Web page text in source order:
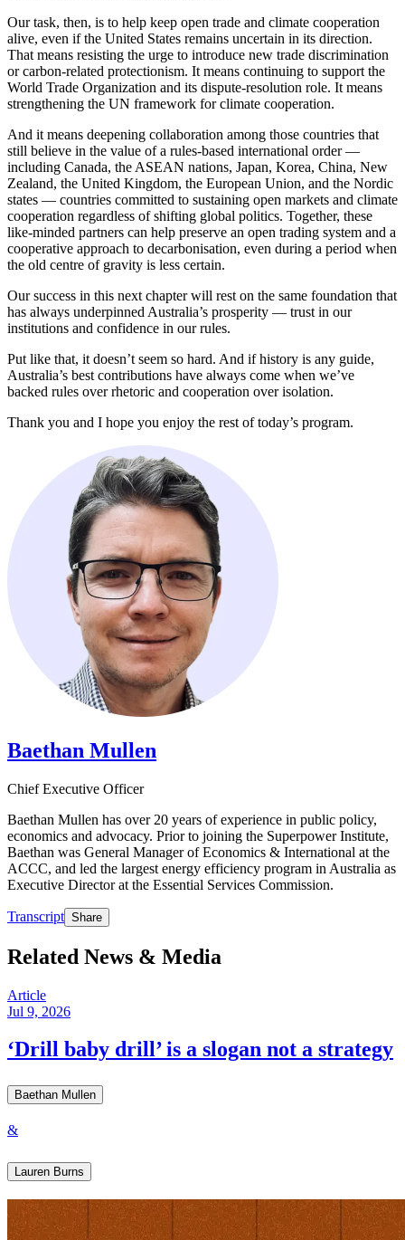
Our task, then, is to help keep open trade and climate cooperation
alive, even if the United States remains uncertain in its direction.
That means resisting the urge to introduce new trade discrimination
or carbon-related protectionism. It means continuing to support the
World Trade Organization and its dispute-resolution role. It means
strengthening the UN framework for climate cooperation.​​​​‌ ‍ ​‍​‍‌‍ ‌ ​‍‌‍‍‌‌‍‌ ‌‍‍‌‌‍ ‍​‍​‍​ ‍‍​‍​‍‌ ​ ‌‍​‌‌‍ ‍‌‍‍‌‌ ‌​‌ ‍‌​‍ ‍‌‍‍‌‌‍ ​‍​‍​‍ ​​‍​‍‌‍‍​‌ ​‍‌‍‌‌‌‍‌‍​‍​‍​ ‍‍​‍​‍‌‍‍​‌ ‌​‌ ‌​‌ ​​​ ‍‍​‍ ​‍ ‌‍ ​‌‍ ‌‍​ ‌‍​‌‌‍ ​‌‍‍​‌‍ ‌ ​ ‌ ‌​​ ‍‍​ ​ ​ ​ ​ ​ ​ ​ ​‍ ‌‍‍‌‌‍ ‍‌ ‌​‌‍‌‌‌‍ ‍‌ ‌​​‍ ‌‍‌‌‌‍‌​‌‍‍‌‌ ‌​​‍ ‌‍ ‌‌‍ ‌‍‌​‌‍‌‌​ ‌‌ ​​‌ ​‍‌‍‌‌‌ ​ ‌‍‌‌‌‍ ‍‌ ‌​‌‍​‌‌ ‌​‌‍‍‌‌‍ ‌‍ ‍​ ‍ ‌‍‍‌‌‍‌​​ ‌‌‍‌‌​ ‌‌‌‍‌‍‌‍‌​‌‍​‍‌‍​‌​ ‌‌​ ‍‌​‍ ‌​ ​‍‌‍​‍​ ​​​ ​​​‍ ‌​ ‌​‌‍‌‍​ ‌‍‌‍‌​​‍ ‌‌‍​‌‌‍​‍‌‍​ ​ ​‍​‍ ‌​ ​‍‌‍‌​​ ​‌‌‍​‌​ ​‍​ ​‌​ ​​​ ‌ ​ ‌‍‌‍‌‍‌‍​‌​ ​‍​ ‍ ‌ ‌​‌ ‍‌‌ ​​‌‍‌‌​ ‌‌‍ ‍‌‍‌‌‌ ‌ ‌ ​ ​ ‍ ‌ ​​‌‍​‌‌ ‌​‌‍‍​​ ‌‌‍​ ‌‍ ‌‍ ‍‌ ‌​‌‍‌‌‌‍ ‍‌ ‌​​‍‌‌​ ‌‌‌​​‍‌‌ ‌‍‍ ‌‍‌‌‌ ‍‌​‍‌‌​ ​ ‌​‌​​‍‌‌​ ​ ‌​‌​​‍‌‌​ ​‍​ ​‍​ ‌ ‌‍‌‍​ ‍​​ ‌​​ ‍‌‌‍‌‍‌‍​‍​ ​​​ ​ ‌‍​ ‌‍‌​​ ‌ ​‍‌‌​ ​‍​ ​‍​‍‌‌​ ‌‌‌​‌​​‍ ‍‌‍​ ‌‍‍​‌‍‍‌‌‍ ​‌‍‌​‌ ​‍‌‍‌‌‌‍ ‍​‍‌‌​ ‌‌‌​​‍‌‌ ‌‍‍ ‌‍‌‌‌ ‍‌​‍‌‌​ ​ ‌​‌​​‍‌‌​ ​ ‌​‌​​‍‌‌​ ​‍​ ​‍​ ​‍​ ‌‌‌‍​‌‌‍​ ​ ‍​​ ​ ​ ‌​‌‍‌‌​ ​​​ ‍​​ ​​​ ​‍​‍‌‌​ ​‍​ ​‍​‍‌‌​ ‌‌‌​‌​​‍ ‍‌ ‌​‌‍‌‌‌ ‍​‌ ‌​​ ‌‍​‍‌‍​‌‌ ​ ‌‍‌‌‌‌‌‌‌ ​‍‌‍ ​​ ‌‌‍‍​‌ ‌​‌ ‌​‌ ​​​‍‌‌​ ​ ‌​​‌​‍‌‌​ ​‍‌​‌‍​‍‌‌​ ​‍‌​‌‍‌‍ ​‌‍ ‌‍​ ‌‍​‌‌‍ ​‌‍‍​‌‍ ‌ ​ ‌ ‌​​‍‌‌​ ​ ‌​​‌​ ​ ​ ​ ​ ​ ​ ​ ​‍‌‍‌‍‍‌‌‍‌​​ ‌‌‍‌‌​ ‌‌‌‍‌‍‌‍‌​‌‍​‍‌‍​‌​ ‌‌​ ‍‌​‍ ‌​ ​‍‌‍​‍​ ​​​ ​​​‍ ‌​ ‌​‌‍‌‍​ ‌‍‌‍‌​​‍ ‌‌‍​‌‌‍​‍‌‍​ ​ ​‍​‍ ‌​ ​‍‌‍‌​​ ​‌‌‍​‌​ ​‍​ ​‌​ ​​​ ‌ ​ ‌‍‌‍‌‍‌‍​‌​ ​‍​‍‌‍‌ ‌​‌ ‍‌‌ ​​‌‍‌‌​ ‌‌‍ ‍‌‍‌‌‌ ‌ ‌ ​ ​‍‌‍‌ ​​‌‍​‌‌ ‌​‌‍‍​​ ‌‌‍​ ‌‍ ‌‍ ‍‌ ‌​‌‍‌‌‌‍ ‍‌ ‌​​‍‌‌​ ‌‌‌​​‍‌‌ ‌‍‍ ‌‍‌‌‌ ‍‌​‍‌‌​ ​ ‌​‌​​‍‌‌​ ​ ‌​‌​​‍‌‌​ ​‍​ ​‍​ ‌ ‌‍‌‍​ ‍​​ ‌​​ ‍‌‌‍‌‍‌‍​‍​ ​​​ ​ ‌‍​ ‌‍‌​​ ‌ ​‍‌‌​ ​‍​ ​‍​‍‌‌​ ‌‌‌​‌​​‍ ‍‌‍​ ‌‍‍​‌‍‍‌‌‍ ​‌‍‌​‌ ​‍‌‍‌‌‌‍ ‍​‍‌‌​ ‌‌‌​​‍‌‌ ‌‍‍ ‌‍‌‌‌ ‍‌​‍‌‌​ ​ ‌​‌​​‍‌‌​ ​ ‌​‌​​‍‌‌​ ​‍​ ​‍​ ​‍​ ‌‌‌‍​‌‌‍​ ​ ‍​​ ​ ​ ‌​‌‍‌‌​ ​​​ ‍​​ ​​​ ​‍​‍‌‌​ ​‍​ ​‍​‍‌‌​ ‌‌‌​‌​​‍ ‍‌ ‌​‌‍‌‌‌ ‍​‌ ‌​​‍‌‍‌ ​​‌‍‌‌‌ ​‍‌ ​ ‌ ​​‌‍‌‌‌‍​ ‌ ‌​‌‍‍‌‌ ‌‍‌‍‌‌​ ‌‌ ​​‌ ‌‌‌‍​‍‌‍ ​‌‍‍‌‌ ​ ‌‍‍​‌‍‌‌‌‍‌​​‍​‍‌ ‌
And it means deepening collaboration among those countries that
still believe in the value of a rules-based international order —
including Canada, the ASEAN nations, Japan, Korea, China, New
Zealand, the United Kingdom, the European Union, and the Nordic
states — countries committed to sustaining open markets and climate
cooperation regardless of shifting global politics. Together, these
like-minded partners can help preserve an open trading system and a
cooperative approach to decarbonisation, even during a period when
the old centre of gravity is less certain.​​​​‌ ‍ ​‍​‍‌‍ ‌ ​‍‌‍‍‌‌‍‌ ‌‍‍‌‌‍ ‍​‍​‍​ ‍‍​‍​‍‌ ​ ‌‍​‌‌‍ ‍‌‍‍‌‌ ‌​‌ ‍‌​‍ ‍‌‍‍‌‌‍ ​‍​‍​‍ ​​‍​‍‌‍‍​‌ ​‍‌‍‌‌‌‍‌‍​‍​‍​ ‍‍​‍​‍‌‍‍​‌ ‌​‌ ‌​‌ ​​​ ‍‍​‍ ​‍ ‌‍ ​‌‍ ‌‍​ ‌‍​‌‌‍ ​‌‍‍​‌‍ ‌ ​ ‌ ‌​​ ‍‍​ ​ ​ ​ ​ ​ ​ ​ ​‍ ‌‍‍‌‌‍ ‍‌ ‌​‌‍‌‌‌‍ ‍‌ ‌​​‍ ‌‍‌‌‌‍‌​‌‍‍‌‌ ‌​​‍ ‌‍ ‌‌‍ ‌‍‌​‌‍‌‌​ ‌‌ ​​‌ ​‍‌‍‌‌‌ ​ ‌‍‌‌‌‍ ‍‌ ‌​‌‍​‌‌ ‌​‌‍‍‌‌‍ ‌‍ ‍​ ‍ ‌‍‍‌‌‍‌​​ ‌‌‍‌‌​ ‌‌‌‍‌‍‌‍‌​‌‍​‍‌‍​‌​ ‌‌​ ‍‌​‍ ‌​ ​‍‌‍​‍​ ​​​ ​​​‍ ‌​ ‌​‌‍‌‍​ ‌‍‌‍‌​​‍ ‌‌‍​‌‌‍​‍‌‍​ ​ ​‍​‍ ‌​ ​‍‌‍‌​​ ​‌‌‍​‌​ ​‍​ ​‌​ ​​​ ‌ ​ ‌‍‌‍‌‍‌‍​‌​ ​‍​ ‍ ‌ ‌​‌ ‍‌‌ ​​‌‍‌‌​ ‌‌‍ ‍‌‍‌‌‌ ‌ ‌ ​ ​ ‍ ‌ ​​‌‍​‌‌ ‌​‌‍‍​​ ‌‌‍​ ‌‍ ‌‍ ‍‌ ‌​‌‍‌‌‌‍ ‍‌ ‌​​‍‌‌​ ‌‌‌​​‍‌‌ ‌‍‍ ‌‍‌‌‌ ‍‌​‍‌‌​ ​ ‌​‌​​‍‌‌​ ​ ‌​‌​​‍‌‌​ ​‍​ ​‍‌‍‌‌​ ​ ‌‍​ ‌‍‌‍​ ​ ​ ​ ‌‍​‍​ ‌​​ ‌​‌‍​‍‌‍​‍​ ‌‍​‍‌‌​ ​‍​ ​‍​‍‌‌​ ‌‌‌​‌​​‍ ‍‌‍​ ‌‍‍​‌‍‍‌‌‍ ​‌‍‌​‌ ​‍‌‍‌‌‌‍ ‍​‍‌‌​ ‌‌‌​​‍‌‌ ‌‍‍ ‌‍‌‌‌ ‍‌​‍‌‌​ ​ ‌​‌​​‍‌‌​ ​ ‌​‌​​‍‌‌​ ​‍​ ​‍‌‍‌​‌‍​ ​ ‌ ‌‍​ ‌‍​‌‌‍​‍‌‍‌​‌‍​‌‌‍‌​‌‍‌‍​ ‌​‌‍​ ​‍‌‌​ ​‍​ ​‍​‍‌‌​ ‌‌‌​‌​​‍ ‍‌ ‌​‌‍‌‌‌ ‍​‌ ‌​​ ‌‍​‍‌‍​‌‌ ​ ‌‍‌‌‌‌‌‌‌ ​‍‌‍ ​​ ‌‌‍‍​‌ ‌​‌ ‌​‌ ​​​‍‌‌​ ​ ‌​​‌​‍‌‌​ ​‍‌​‌‍​‍‌‌​ ​‍‌​‌‍‌‍ ​‌‍ ‌‍​ ‌‍​‌‌‍ ​‌‍‍​‌‍ ‌ ​ ‌ ‌​​‍‌‌​ ​ ‌​​‌​ ​ ​ ​ ​ ​ ​ ​ ​‍‌‍‌‍‍‌‌‍‌​​ ‌‌‍‌‌​ ‌‌‌‍‌‍‌‍‌​‌‍​‍‌‍​‌​ ‌‌​ ‍‌​‍ ‌​ ​‍‌‍​‍​ ​​​ ​​​‍ ‌​ ‌​‌‍‌‍​ ‌‍‌‍‌​​‍ ‌‌‍​‌‌‍​‍‌‍​ ​ ​‍​‍ ‌​ ​‍‌‍‌​​ ​‌‌‍​‌​ ​‍​ ​‌​ ​​​ ‌ ​ ‌‍‌‍‌‍‌‍​‌​ ​‍​‍‌‍‌ ‌​‌ ‍‌‌ ​​‌‍‌‌​ ‌‌‍ ‍‌‍‌‌‌ ‌ ‌ ​ ​‍‌‍‌ ​​‌‍​‌‌ ‌​‌‍‍​​ ‌‌‍​ ‌‍ ‌‍ ‍‌ ‌​‌‍‌‌‌‍ ‍‌ ‌​​‍‌‌​ ‌‌‌​​‍‌‌ ‌‍‍ ‌‍‌‌‌ ‍‌​‍‌‌​ ​ ‌​‌​​‍‌‌​ ​ ‌​‌​​‍‌‌​ ​‍​ ​‍‌‍‌‌​ ​ ‌‍​ ‌‍‌‍​ ​ ​ ​ ‌‍​‍​ ‌​​ ‌​‌‍​‍‌‍​‍​ ‌‍​‍‌‌​ ​‍​ ​‍​‍‌‌​ ‌‌‌​‌​​‍ ‍‌‍​ ‌‍‍​‌‍‍‌‌‍ ​‌‍‌​‌ ​‍‌‍‌‌‌‍ ‍​‍‌‌​ ‌‌‌​​‍‌‌ ‌‍‍ ‌‍‌‌‌ ‍‌​‍‌‌​ ​ ‌​‌​​‍‌‌​ ​ ‌​‌​​‍‌‌​ ​‍​ ​‍‌‍‌​‌‍​ ​ ‌ ‌‍​ ‌‍​‌‌‍​‍‌‍‌​‌‍​‌‌‍‌​‌‍‌‍​ ‌​‌‍​ ​‍‌‌​ ​‍​ ​‍​‍‌‌​ ‌‌‌​‌​​‍ ‍‌ ‌​‌‍‌‌‌ ‍​‌ ‌​​‍‌‍‌ ​​‌‍‌‌‌ ​‍‌ ​ ‌ ​​‌‍‌‌‌‍​ ‌ ‌​‌‍‍‌‌ ‌‍‌‍‌‌​ ‌‌ ​​‌ ‌‌‌‍​‍‌‍ ​‌‍‍‌‌ ​ ‌‍‍​‌‍‌‌‌‍‌​​‍​‍‌ ‌
Our success in this next chapter will rest on the same foundation that
has always underpinned Australia’s prosperity — trust in our
institutions and confidence in our rules.​​​​‌ ‍ ​‍​‍‌‍ ‌ ​‍‌‍‍‌‌‍‌ ‌‍‍‌‌‍ ‍​‍​‍​ ‍‍​‍​‍‌ ​ ‌‍​‌‌‍ ‍‌‍‍‌‌ ‌​‌ ‍‌​‍ ‍‌‍‍‌‌‍ ​‍​‍​‍ ​​‍​‍‌‍‍​‌ ​‍‌‍‌‌‌‍‌‍​‍​‍​ ‍‍​‍​‍‌‍‍​‌ ‌​‌ ‌​‌ ​​​ ‍‍​‍ ​‍ ‌‍ ​‌‍ ‌‍​ ‌‍​‌‌‍ ​‌‍‍​‌‍ ‌ ​ ‌ ‌​​ ‍‍​ ​ ​ ​ ​ ​ ​ ​ ​‍ ‌‍‍‌‌‍ ‍‌ ‌​‌‍‌‌‌‍ ‍‌ ‌​​‍ ‌‍‌‌‌‍‌​‌‍‍‌‌ ‌​​‍ ‌‍ ‌‌‍ ‌‍‌​‌‍‌‌​ ‌‌ ​​‌ ​‍‌‍‌‌‌ ​ ‌‍‌‌‌‍ ‍‌ ‌​‌‍​‌‌ ‌​‌‍‍‌‌‍ ‌‍ ‍​ ‍ ‌‍‍‌‌‍‌​​ ‌‌‍‌‌​ ‌‌‌‍‌‍‌‍‌​‌‍​‍‌‍​‌​ ‌‌​ ‍‌​‍ ‌​ ​‍‌‍​‍​ ​​​ ​​​‍ ‌​ ‌​‌‍‌‍​ ‌‍‌‍‌​​‍ ‌‌‍​‌‌‍​‍‌‍​ ​ ​‍​‍ ‌​ ​‍‌‍‌​​ ​‌‌‍​‌​ ​‍​ ​‌​ ​​​ ‌ ​ ‌‍‌‍‌‍‌‍​‌​ ​‍​ ‍ ‌ ‌​‌ ‍‌‌ ​​‌‍‌‌​ ‌‌‍ ‍‌‍‌‌‌ ‌ ‌ ​ ​ ‍ ‌ ​​‌‍​‌‌ ‌​‌‍‍​​ ‌‌‍​ ‌‍ ‌‍ ‍‌ ‌​‌‍‌‌‌‍ ‍‌ ‌​​‍‌‌​ ‌‌‌​​‍‌‌ ‌‍‍ ‌‍‌‌‌ ‍‌​‍‌‌​ ​ ‌​‌​​‍‌‌​ ​ ‌​‌​​‍‌‌​ ​‍​ ​‍‌‍‌​​ ‌‌‌‍​‍‌‍‌‍​ ‌ ‌‍​‍‌‍‌‍​ ​​​ ‌‍‌‍​‍​ ‌ ‌‍​‌​‍‌‌​ ​‍​ ​‍​‍‌‌​ ‌‌‌​‌​​‍ ‍‌‍​ ‌‍‍​‌‍‍‌‌‍ ​‌‍‌​‌ ​‍‌‍‌‌‌‍ ‍​‍‌‌​ ‌‌‌​​‍‌‌ ‌‍‍ ‌‍‌‌‌ ‍‌​‍‌‌​ ​ ‌​‌​​‍‌‌​ ​ ‌​‌​​‍‌‌​ ​‍​ ​‍​ ​ ‌‍​ ‌‍‌​​ ​ ​ ‌‌‌‍​ ​ ‌‌​ ​ ​ ​​‌‍​‌​ ‌​​ ‌​​‍‌‌​ ​‍​ ​‍​‍‌‌​ ‌‌‌​‌​​‍ ‍‌ ‌​‌‍‌‌‌ ‍​‌ ‌​​ ‌‍​‍‌‍​‌‌ ​ ‌‍‌‌‌‌‌‌‌ ​‍‌‍ ​​ ‌‌‍‍​‌ ‌​‌ ‌​‌ ​​​‍‌‌​ ​ ‌​​‌​‍‌‌​ ​‍‌​‌‍​‍‌‌​ ​‍‌​‌‍‌‍ ​‌‍ ‌‍​ ‌‍​‌‌‍ ​‌‍‍​‌‍ ‌ ​ ‌ ‌​​‍‌‌​ ​ ‌​​‌​ ​ ​ ​ ​ ​ ​ ​ ​‍‌‍‌‍‍‌‌‍‌​​ ‌‌‍‌‌​ ‌‌‌‍‌‍‌‍‌​‌‍​‍‌‍​‌​ ‌‌​ ‍‌​‍ ‌​ ​‍‌‍​‍​ ​​​ ​​​‍ ‌​ ‌​‌‍‌‍​ ‌‍‌‍‌​​‍ ‌‌‍​‌‌‍​‍‌‍​ ​ ​‍​‍ ‌​ ​‍‌‍‌​​ ​‌‌‍​‌​ ​‍​ ​‌​ ​​​ ‌ ​ ‌‍‌‍‌‍‌‍​‌​ ​‍​‍‌‍‌ ‌​‌ ‍‌‌ ​​‌‍‌‌​ ‌‌‍ ‍‌‍‌‌‌ ‌ ‌ ​ ​‍‌‍‌ ​​‌‍​‌‌ ‌​‌‍‍​​ ‌‌‍​ ‌‍ ‌‍ ‍‌ ‌​‌‍‌‌‌‍ ‍‌ ‌​​‍‌‌​ ‌‌‌​​‍‌‌ ‌‍‍ ‌‍‌‌‌ ‍‌​‍‌‌​ ​ ‌​‌​​‍‌‌​ ​ ‌​‌​​‍‌‌​ ​‍​ ​‍‌‍‌​​ ‌‌‌‍​‍‌‍‌‍​ ‌ ‌‍​‍‌‍‌‍​ ​​​ ‌‍‌‍​‍​ ‌ ‌‍​‌​‍‌‌​ ​‍​ ​‍​‍‌‌​ ‌‌‌​‌​​‍ ‍‌‍​ ‌‍‍​‌‍‍‌‌‍ ​‌‍‌​‌ ​‍‌‍‌‌‌‍ ‍​‍‌‌​ ‌‌‌​​‍‌‌ ‌‍‍ ‌‍‌‌‌ ‍‌​‍‌‌​ ​ ‌​‌​​‍‌‌​ ​ ‌​‌​​‍‌‌​ ​‍​ ​‍​ ​ ‌‍​ ‌‍‌​​ ​ ​ ‌‌‌‍​ ​ ‌‌​ ​ ​ ​​‌‍​‌​ ‌​​ ‌​​‍‌‌​ ​‍​ ​‍​‍‌‌​ ‌‌‌​‌​​‍ ‍‌ ‌​‌‍‌‌‌ ‍​‌ ‌​​‍‌‍‌ ​​‌‍‌‌‌ ​‍‌ ​ ‌ ​​‌‍‌‌‌‍​ ‌ ‌​‌‍‍‌‌ ‌‍‌‍‌‌​ ‌‌ ​​‌ ‌‌‌‍​‍‌‍ ​‌‍‍‌‌ ​ ‌‍‍​‌‍‌‌‌‍‌​​‍​‍‌ ‌
Put like that, it doesn’t seem so hard. And if history is any guide,
Australia’s best contributions have always come when we’ve
backed rules over rhetoric and cooperation over isolation.​​​​‌ ‍ ​‍​‍‌‍ ‌ ​‍‌‍‍‌‌‍‌ ‌‍‍‌‌‍ ‍​‍​‍​ ‍‍​‍​‍‌ ​ ‌‍​‌‌‍ ‍‌‍‍‌‌ ‌​‌ ‍‌​‍ ‍‌‍‍‌‌‍ ​‍​‍​‍ ​​‍​‍‌‍‍​‌ ​‍‌‍‌‌‌‍‌‍​‍​‍​ ‍‍​‍​‍‌‍‍​‌ ‌​‌ ‌​‌ ​​​ ‍‍​‍ ​‍ ‌‍ ​‌‍ ‌‍​ ‌‍​‌‌‍ ​‌‍‍​‌‍ ‌ ​ ‌ ‌​​ ‍‍​ ​ ​ ​ ​ ​ ​ ​ ​‍ ‌‍‍‌‌‍ ‍‌ ‌​‌‍‌‌‌‍ ‍‌ ‌​​‍ ‌‍‌‌‌‍‌​‌‍‍‌‌ ‌​​‍ ‌‍ ‌‌‍ ‌‍‌​‌‍‌‌​ ‌‌ ​​‌ ​‍‌‍‌‌‌ ​ ‌‍‌‌‌‍ ‍‌ ‌​‌‍​‌‌ ‌​‌‍‍‌‌‍ ‌‍ ‍​ ‍ ‌‍‍‌‌‍‌​​ ‌‌‍‌‌​ ‌‌‌‍‌‍‌‍‌​‌‍​‍‌‍​‌​ ‌‌​ ‍‌​‍ ‌​ ​‍‌‍​‍​ ​​​ ​​​‍ ‌​ ‌​‌‍‌‍​ ‌‍‌‍‌​​‍ ‌‌‍​‌‌‍​‍‌‍​ ​ ​‍​‍ ‌​ ​‍‌‍‌​​ ​‌‌‍​‌​ ​‍​ ​‌​ ​​​ ‌ ​ ‌‍‌‍‌‍‌‍​‌​ ​‍​ ‍ ‌ ‌​‌ ‍‌‌ ​​‌‍‌‌​ ‌‌‍ ‍‌‍‌‌‌ ‌ ‌ ​ ​ ‍ ‌ ​​‌‍​‌‌ ‌​‌‍‍​​ ‌‌‍​ ‌‍ ‌‍ ‍‌ ‌​‌‍‌‌‌‍ ‍‌ ‌​​‍‌‌​ ‌‌‌​​‍‌‌ ‌‍‍ ‌‍‌‌‌ ‍‌​‍‌‌​ ​ ‌​‌​​‍‌‌​ ​ ‌​‌​​‍‌‌​ ​‍​ ​‍​ ​‌​ ‌ ‌‍​‍‌‍‌‍​ ‌‍​ ‌​​ ‌‍​ ​‍​ ​‍​ ​‍​ ​​​ ‌ ​‍‌‌​ ​‍​ ​‍​‍‌‌​ ‌‌‌​‌​​‍ ‍‌‍​ ‌‍‍​‌‍‍‌‌‍ ​‌‍‌​‌ ​‍‌‍‌‌‌‍ ‍​‍‌‌​ ‌‌‌​​‍‌‌ ‌‍‍ ‌‍‌‌‌ ‍‌​‍‌‌​ ​ ‌​‌​​‍‌‌​ ​ ‌​‌​​‍‌‌​ ​‍​ ​‍​ ​​​ ​​‌‍‌‍‌‍‌‌​ ‍​​ ‍​​ ​‌​ ‌‌‌‍​‌​ ‍‌​ ‌​​ ‌​​‍‌‌​ ​‍​ ​‍​‍‌‌​ ‌‌‌​‌​​‍ ‍‌ ‌​‌‍‌‌‌ ‍​‌ ‌​​ ‌‍​‍‌‍​‌‌ ​ ‌‍‌‌‌‌‌‌‌ ​‍‌‍ ​​ ‌‌‍‍​‌ ‌​‌ ‌​‌ ​​​‍‌‌​ ​ ‌​​‌​‍‌‌​ ​‍‌​‌‍​‍‌‌​ ​‍‌​‌‍‌‍ ​‌‍ ‌‍​ ‌‍​‌‌‍ ​‌‍‍​‌‍ ‌ ​ ‌ ‌​​‍‌‌​ ​ ‌​​‌​ ​ ​ ​ ​ ​ ​ ​ ​‍‌‍‌‍‍‌‌‍‌​​ ‌‌‍‌‌​ ‌‌‌‍‌‍‌‍‌​‌‍​‍‌‍​‌​ ‌‌​ ‍‌​‍ ‌​ ​‍‌‍​‍​ ​​​ ​​​‍ ‌​ ‌​‌‍‌‍​ ‌‍‌‍‌​​‍ ‌‌‍​‌‌‍​‍‌‍​ ​ ​‍​‍ ‌​ ​‍‌‍‌​​ ​‌‌‍​‌​ ​‍​ ​‌​ ​​​ ‌ ​ ‌‍‌‍‌‍‌‍​‌​ ​‍​‍‌‍‌ ‌​‌ ‍‌‌ ​​‌‍‌‌​ ‌‌‍ ‍‌‍‌‌‌ ‌ ‌ ​ ​‍‌‍‌ ​​‌‍​‌‌ ‌​‌‍‍​​ ‌‌‍​ ‌‍ ‌‍ ‍‌ ‌​‌‍‌‌‌‍ ‍‌ ‌​​‍‌‌​ ‌‌‌​​‍‌‌ ‌‍‍ ‌‍‌‌‌ ‍‌​‍‌‌​ ​ ‌​‌​​‍‌‌​ ​ ‌​‌​​‍‌‌​ ​‍​ ​‍​ ​‌​ ‌ ‌‍​‍‌‍‌‍​ ‌‍​ ‌​​ ‌‍​ ​‍​ ​‍​ ​‍​ ​​​ ‌ ​‍‌‌​ ​‍​ ​‍​‍‌‌​ ‌‌‌​‌​​‍ ‍‌‍​ ‌‍‍​‌‍‍‌‌‍ ​‌‍‌​‌ ​‍‌‍‌‌‌‍ ‍​‍‌‌​ ‌‌‌​​‍‌‌ ‌‍‍ ‌‍‌‌‌ ‍‌​‍‌‌​ ​ ‌​‌​​‍‌‌​ ​ ‌​‌​​‍‌‌​ ​‍​ ​‍​ ​​​ ​​‌‍‌‍‌‍‌‌​ ‍​​ ‍​​ ​‌​ ‌‌‌‍​‌​ ‍‌​ ‌​​ ‌​​‍‌‌​ ​‍​ ​‍​‍‌‌​ ‌‌‌​‌​​‍ ‍‌ ‌​‌‍‌‌‌ ‍​‌ ‌​​‍‌‍‌ ​​‌‍‌‌‌ ​‍‌ ​ ‌ ​​‌‍‌‌‌‍​ ‌ ‌​‌‍‍‌‌ ‌‍‌‍‌‌​ ‌‌ ​​‌ ‌‌‌‍​‍‌‍ ​‌‍‍‌‌ ​ ‌‍‍​‌‍‌‌‌‍‌​​‍​‍‌ ‌
Thank you and I hope you enjoy the rest of today’s program.​​​​‌ ‍ ​‍​‍‌‍ ‌ ​‍‌‍‍‌‌‍‌ ‌‍‍‌‌‍ ‍​‍​‍​ ‍‍​‍​‍‌ ​ ‌‍​‌‌‍ ‍‌‍‍‌‌ ‌​‌ ‍‌​‍ ‍‌‍‍‌‌‍ ​‍​‍​‍ ​​‍​‍‌‍‍​‌ ​‍‌‍‌‌‌‍‌‍​‍​‍​ ‍‍​‍​‍‌‍‍​‌ ‌​‌ ‌​‌ ​​​ ‍‍​‍ ​‍ ‌‍ ​‌‍ ‌‍​ ‌‍​‌‌‍ ​‌‍‍​‌‍ ‌ ​ ‌ ‌​​ ‍‍​ ​ ​ ​ ​ ​ ​ ​ ​‍ ‌‍‍‌‌‍ ‍‌ ‌​‌‍‌‌‌‍ ‍‌ ‌​​‍ ‌‍‌‌‌‍‌​‌‍‍‌‌ ‌​​‍ ‌‍ ‌‌‍ ‌‍‌​‌‍‌‌​ ‌‌ ​​‌ ​‍‌‍‌‌‌ ​ ‌‍‌‌‌‍ ‍‌ ‌​‌‍​‌‌ ‌​‌‍‍‌‌‍ ‌‍ ‍​ ‍ ‌‍‍‌‌‍‌​​ ‌‌‍‌‌​ ‌‌‌‍‌‍‌‍‌​‌‍​‍‌‍​‌​ ‌‌​ ‍‌​‍ ‌​ ​‍‌‍​‍​ ​​​ ​​​‍ ‌​ ‌​‌‍‌‍​ ‌‍‌‍‌​​‍ ‌‌‍​‌‌‍​‍‌‍​ ​ ​‍​‍ ‌​ ​‍‌‍‌​​ ​‌‌‍​‌​ ​‍​ ​‌​ ​​​ ‌ ​ ‌‍‌‍‌‍‌‍​‌​ ​‍​ ‍ ‌ ‌​‌ ‍‌‌ ​​‌‍‌‌​ ‌‌‍ ‍‌‍‌‌‌ ‌ ‌ ​ ​ ‍ ‌ ​​‌‍​‌‌ ‌​‌‍‍​​ ‌‌‍​ ‌‍ ‌‍ ‍‌ ‌​‌‍‌‌‌‍ ‍‌ ‌​​‍‌‌​ ‌‌‌​​‍‌‌ ‌‍‍ ‌‍‌‌‌ ‍‌​‍‌‌​ ​ ‌​‌​​‍‌‌​ ​ ‌​‌​​‍‌‌​ ​‍​ ​‍‌‍​ ‌‍​ ​ ‌ ​ ​‍‌‍‌​​ ​‌‌‍‌‍​ ​‍‌‍‌‌​ ​​‌‍‌‌‌‍​‌​‍‌‌​ ​‍​ ​‍​‍‌‌​ ‌‌‌​‌​​‍ ‍‌‍​ ‌‍‍​‌‍‍‌‌‍ ​‌‍‌​‌ ​‍‌‍‌‌‌‍ ‍​‍‌‌​ ‌‌‌​​‍‌‌ ‌‍‍ ‌‍‌‌‌ ‍‌​‍‌‌​ ​ ‌​‌​​‍‌‌​ ​ ‌​‌​​‍‌‌​ ​‍​ ​‍​ ​‍‌‍‌‌​ ‌​​ ‌‍‌‍‌​​ ‌‍​ ‌‍​ ‌‌​ ‍‌‌‍​‍​ ​​​ ​ ​‍‌‌​ ​‍​ ​‍​‍‌‌​ ‌‌‌​‌​​‍ ‍‌ ‌​‌‍‌‌‌ ‍​‌ ‌​​ ‌‍​‍‌‍​‌‌ ​ ‌‍‌‌‌‌‌‌‌ ​‍‌‍ ​​ ‌‌‍‍​‌ ‌​‌ ‌​‌ ​​​‍‌‌​ ​ ‌​​‌​‍‌‌​ ​‍‌​‌‍​‍‌‌​ ​‍‌​‌‍‌‍ ​‌‍ ‌‍​ ‌‍​‌‌‍ ​‌‍‍​‌‍ ‌ ​ ‌ ‌​​‍‌‌​ ​ ‌​​‌​ ​ ​ ​ ​ ​ ​ ​ ​‍‌‍‌‍‍‌‌‍‌​​ ‌‌‍‌‌​ ‌‌‌‍‌‍‌‍‌​‌‍​‍‌‍​‌​ ‌‌​ ‍‌​‍ ‌​ ​‍‌‍​‍​ ​​​ ​​​‍ ‌​ ‌​‌‍‌‍​ ‌‍‌‍‌​​‍ ‌‌‍​‌‌‍​‍‌‍​ ​ ​‍​‍ ‌​ ​‍‌‍‌​​ ​‌‌‍​‌​ ​‍​ ​‌​ ​​​ ‌ ​ ‌‍‌‍‌‍‌‍​‌​ ​‍​‍‌‍‌ ‌​‌ ‍‌‌ ​​‌‍‌‌​ ‌‌‍ ‍‌‍‌‌‌ ‌ ‌ ​ ​‍‌‍‌ ​​‌‍​‌‌ ‌​‌‍‍​​ ‌‌‍​ ‌‍ ‌‍ ‍‌ ‌​‌‍‌‌‌‍ ‍‌ ‌​​‍‌‌​ ‌‌‌​​‍‌‌ ‌‍‍ ‌‍‌‌‌ ‍‌​‍‌‌​ ​ ‌​‌​​‍‌‌​ ​ ‌​‌​​‍‌‌​ ​‍​ ​‍‌‍​ ‌‍​ ​ ‌ ​ ​‍‌‍‌​​ ​‌‌‍‌‍​ ​‍‌‍‌‌​ ​​‌‍‌‌‌‍​‌​‍‌‌​ ​‍​ ​‍​‍‌‌​ ‌‌‌​‌​​‍ ‍‌‍​ ‌‍‍​‌‍‍‌‌‍ ​‌‍‌​‌ ​‍‌‍‌‌‌‍ ‍​‍‌‌​ ‌‌‌​​‍‌‌ ‌‍‍ ‌‍‌‌‌ ‍‌​‍‌‌​ ​ ‌​‌​​‍‌‌​ ​ ‌​‌​​‍‌‌​ ​‍​ ​‍​ ​‍‌‍‌‌​ ‌​​ ‌‍‌‍‌​​ ‌‍​ ‌‍​ ‌‌​ ‍‌‌‍​‍​ ​​​ ​ ​‍‌‌​ ​‍​ ​‍​‍‌‌​ ‌‌‌​‌​​‍ ‍‌ ‌​‌‍‌‌‌ ‍​‌ ‌​​‍‌‍‌ ​​‌‍‌‌‌ ​‍‌ ​ ‌ ​​‌‍‌‌‌‍​ ‌ ‌​‌‍‍‌‌ ‌‍‌‍‌‌​ ‌‌ ​​‌ ‌‌‌‍​‍‌‍ ​‌‍‍‌‌ ​ ‌‍‍​‌‍‌‌‌‍‌​​‍​‍‌ ‌
Baethan Mullen​​​​‌ ‍ ​‍​‍‌‍ ‌ ​‍‌‍‍‌‌‍‌ ‌‍‍‌‌‍ ‍​‍​‍​ ‍‍​‍​‍‌ ​ ‌‍​‌‌‍ ‍‌‍‍‌‌ ‌​‌ ‍‌​‍ ‍‌‍‍‌‌‍ ​‍​‍​‍ ​​‍​‍‌‍‍​‌ ​‍‌‍‌‌‌‍‌‍​‍​‍​ ‍‍​‍​‍‌‍‍​‌ ‌​‌ ‌​‌ ​​​ ‍‍​‍ ​‍ ‌‍ ​‌‍ ‌‍​ ‌‍​‌‌‍ ​‌‍‍​‌‍ ‌ ​ ‌ ‌​​ ‍‍​ ​ ​ ​ ​ ​ ​ ​ ​‍ ‌‍‍‌‌‍ ‍‌ ‌​‌‍‌‌‌‍ ‍‌ ‌​​‍ ‌‍‌‌‌‍‌​‌‍‍‌‌ ‌​​‍ ‌‍ ‌‌‍ ‌‍‌​‌‍‌‌​ ‌‌ ​​‌ ​‍‌‍‌‌‌ ​ ‌‍‌‌‌‍ ‍‌ ‌​‌‍​‌‌ ‌​‌‍‍‌‌‍ ‌‍ ‍​ ‍ ‌‍‍‌‌‍‌​​ ‌​ ​‍‌‍​‍​ ‌​​ ​‌​ ​‍‌‍​‍‌‍​‌‌‍​‌​‍ ‌​ ‍​​ ​​​ ‍‌​ ​‍​‍ ‌​ ‌​‌‍​‍​ ‍​​ ‌ ​‍ ‌‌‍​‍‌‍‌​‌‍‌‌​ ‌‌​‍ ‌​ ​ ‌‍‌​‌‍​‌​ ‌​​ ‌‌​ ​‍​ ‍​​ ‍‌​ ‍‌​ ​ ​ ​ ​ ‍‌​ ‍ ‌ ‌​‌ ‍‌‌ ​​‌‍‌‌​ ‌‌‍​‌‌ ‌‌‌ ‌​‌‍‍​‌‍ ‌ ​‍​ ‍ ‌ ​​‌‍​‌‌ ‌​‌‍‍​​ ‌‌‍ ‍‌‍​‌‌‍ ‌‌‍‌‌​ ‌‍​‍‌‍​‌‌ ​ ‌‍‌‌‌‌‌‌‌ ​‍‌‍ ​​ ‌‌‍‍​‌ ‌​‌ ‌​‌ ​​​‍‌‌​ ​ ‌​​‌​‍‌‌​ ​‍‌​‌‍​‍‌‌​ ​‍‌​‌‍‌‍ ​‌‍ ‌‍​ ‌‍​‌‌‍ ​‌‍‍​‌‍ ‌ ​ ‌ ‌​​‍‌‌​ ​ ‌​​‌​ ​ ​ ​ ​ ​ ​ ​ ​‍‌‍‌‍‍‌‌‍‌​​ ‌​ ​‍‌‍​‍​ ‌​​ ​‌​ ​‍‌‍​‍‌‍​‌‌‍​‌​‍ ‌​ ‍​​ ​​​ ‍‌​ ​‍​‍ ‌​ ‌​‌‍​‍​ ‍​​ ‌ ​‍ ‌‌‍​‍‌‍‌​‌‍‌‌​ ‌‌​‍ ‌​ ​ ‌‍‌​‌‍​‌​ ‌​​ ‌‌​ ​‍​ ‍​​ ‍‌​ ‍‌​ ​ ​ ​ ​ ‍‌​‍‌‍‌ ‌​‌ ‍‌‌ ​​‌‍‌‌​ ‌‌‍​‌‌ ‌‌‌ ‌​‌‍‍​‌‍ ‌ ​‍​‍‌‍‌ ​​‌‍​‌‌ ‌​‌‍‍​​ ‌‌‍ ‍‌‍​‌‌‍ ‌‌‍‌‌​‍‌‍‌ ​​‌‍‌‌‌ ​‍‌ ​ ‌ ​​‌‍‌‌‌‍​ ‌ ‌​‌‍‍‌‌ ‌‍‌‍‌‌​ ‌‌ ​​‌ ‌‌‌‍​‍‌‍ ​‌‍‍‌‌ ​ ‌‍‍​‌‍‌‌‌‍‌​​‍​‍‌ ‌
Chief Executive Officer​​​​‌ ‍ ​‍​‍‌‍ ‌ ​‍‌‍‍‌‌‍‌ ‌‍‍‌‌‍ ‍​‍​‍​ ‍‍​‍​‍‌ ​ ‌‍​‌‌‍ ‍‌‍‍‌‌ ‌​‌ ‍‌​‍ ‍‌‍‍‌‌‍ ​‍​‍​‍ ​​‍​‍‌‍‍​‌ ​‍‌‍‌‌‌‍‌‍​‍​‍​ ‍‍​‍​‍‌‍‍​‌ ‌​‌ ‌​‌ ​​​ ‍‍​‍ ​‍ ‌‍ ​‌‍ ‌‍​ ‌‍​‌‌‍ ​‌‍‍​‌‍ ‌ ​ ‌ ‌​​ ‍‍​ ​ ​ ​ ​ ​ ​ ​ ​‍ ‌‍‍‌‌‍ ‍‌ ‌​‌‍‌‌‌‍ ‍‌ ‌​​‍ ‌‍‌‌‌‍‌​‌‍‍‌‌ ‌​​‍ ‌‍ ‌‌‍ ‌‍‌​‌‍‌‌​ ‌‌ ​​‌ ​‍‌‍‌‌‌ ​ ‌‍‌‌‌‍ ‍‌ ‌​‌‍​‌‌ ‌​‌‍‍‌‌‍ ‌‍ ‍​ ‍ ‌‍‍‌‌‍‌​​ ‌​ ​‍‌‍​‍​ ‌​​ ​‌​ ​‍‌‍​‍‌‍​‌‌‍​‌​‍ ‌​ ‍​​ ​​​ ‍‌​ ​‍​‍ ‌​ ‌​‌‍​‍​ ‍​​ ‌ ​‍ ‌‌‍​‍‌‍‌​‌‍‌‌​ ‌‌​‍ ‌​ ​ ‌‍‌​‌‍​‌​ ‌​​ ‌‌​ ​‍​ ‍​​ ‍‌​ ‍‌​ ​ ​ ​ ​ ‍‌​ ‍ ‌ ‌​‌ ‍‌‌ ​​‌‍‌‌​ ‌‌‍​‌‌ ‌‌‌ ‌​‌‍‍​‌‍ ‌ ​‍​ ‍ ‌ ​​‌‍​‌‌ ‌​‌‍‍​​ ‌‌ ‌​‌‍‍‌‌ ‌​‌‍ ​‌‍‌‌​ ‌‍​‍‌‍​‌‌ ​ ‌‍‌‌‌‌‌‌‌ ​‍‌‍ ​​ ‌‌‍‍​‌ ‌​‌ ‌​‌ ​​​‍‌‌​ ​ ‌​​‌​‍‌‌​ ​‍‌​‌‍​‍‌‌​ ​‍‌​‌‍‌‍ ​‌‍ ‌‍​ ‌‍​‌‌‍ ​‌‍‍​‌‍ ‌ ​ ‌ ‌​​‍‌‌​ ​ ‌​​‌​ ​ ​ ​ ​ ​ ​ ​ ​‍‌‍‌‍‍‌‌‍‌​​ ‌​ ​‍‌‍​‍​ ‌​​ ​‌​ ​‍‌‍​‍‌‍​‌‌‍​‌​‍ ‌​ ‍​​ ​​​ ‍‌​ ​‍​‍ ‌​ ‌​‌‍​‍​ ‍​​ ‌ ​‍ ‌‌‍​‍‌‍‌​‌‍‌‌​ ‌‌​‍ ‌​ ​ ‌‍‌​‌‍​‌​ ‌​​ ‌‌​ ​‍​ ‍​​ ‍‌​ ‍‌​ ​ ​ ​ ​ ‍‌​‍‌‍‌ ‌​‌ ‍‌‌ ​​‌‍‌‌​ ‌‌‍​‌‌ ‌‌‌ ‌​‌‍‍​‌‍ ‌ ​‍​‍‌‍‌ ​​‌‍​‌‌ ‌​‌‍‍​​ ‌‌ ‌​‌‍‍‌‌ ‌​‌‍ ​‌‍‌‌​‍‌‍‌ ​​‌‍‌‌‌ ​‍‌ ​ ‌ ​​‌‍‌‌‌‍​ ‌ ‌​‌‍‍‌‌ ‌‍‌‍‌‌​ ‌‌ ​​‌ ‌‌‌‍​‍‌‍ ​‌‍‍‌‌ ​ ‌‍‍​‌‍‌‌‌‍‌​​‍​‍‌ ‌
Baethan Mullen has over 20 years of experience in public policy,
economics and advocacy. Prior to joining the Superpower Institute,
Baethan was General Manager of Economics & International at the
ACCC, and led the largest energy efficiency program in Australia as
Executive Director at the Essential Services Commission. ​​​​‌ ‍ ​‍​‍‌‍ ‌ ​‍‌‍‍‌‌‍‌ ‌‍‍‌‌‍ ‍​‍​‍​ ‍‍​‍​‍‌ ​ ‌‍​‌‌‍ ‍‌‍‍‌‌ ‌​‌ ‍‌​‍ ‍‌‍‍‌‌‍ ​‍​‍​‍ ​​‍​‍‌‍‍​‌ ​‍‌‍‌‌‌‍‌‍​‍​‍​ ‍‍​‍​‍‌‍‍​‌ ‌​‌ ‌​‌ ​​​ ‍‍​‍ ​‍ ‌‍ ​‌‍ ‌‍​ ‌‍​‌‌‍ ​‌‍‍​‌‍ ‌ ​ ‌ ‌​​ ‍‍​ ​ ​ ​ ​ ​ ​ ​ ​‍ ‌‍‍‌‌‍ ‍‌ ‌​‌‍‌‌‌‍ ‍‌ ‌​​‍ ‌‍‌‌‌‍‌​‌‍‍‌‌ ‌​​‍ ‌‍ ‌‌‍ ‌‍‌​‌‍‌‌​ ‌‌ ​​‌ ​‍‌‍‌‌‌ ​ ‌‍‌‌‌‍ ‍‌ ‌​‌‍​‌‌ ‌​‌‍‍‌‌‍ ‌‍ ‍​ ‍ ‌‍‍‌‌‍‌​​ ‌​ ​‍‌‍​‍​ ‌​​ ​‌​ ​‍‌‍​‍‌‍​‌‌‍​‌​‍ ‌​ ‍​​ ​​​ ‍‌​ ​‍​‍ ‌​ ‌​‌‍​‍​ ‍​​ ‌ ​‍ ‌‌‍​‍‌‍‌​‌‍‌‌​ ‌‌​‍ ‌​ ​ ‌‍‌​‌‍​‌​ ‌​​ ‌‌​ ​‍​ ‍​​ ‍‌​ ‍‌​ ​ ​ ​ ​ ‍‌​ ‍ ‌ ‌​‌ ‍‌‌ ​​‌‍‌‌​ ‌‌‍​‌‌ ‌‌‌ ‌​‌‍‍​‌‍ ‌ ​‍​ ‍ ‌ ​​‌‍​‌‌ ‌​‌‍‍​​ ‌‌‍‌​‌‍‌‌‌ ​ ‌‍​ ‌ ​‍‌‍‍‌‌ ​​‌ ‌​‌‍‍‌‌‍ ‌‍ ‍​ ‌‍​‍‌‍​‌‌ ​ ‌‍‌‌‌‌‌‌‌ ​‍‌‍ ​​ ‌‌‍‍​‌ ‌​‌ ‌​‌ ​​​‍‌‌​ ​ ‌​​‌​‍‌‌​ ​‍‌​‌‍​‍‌‌​ ​‍‌​‌‍‌‍ ​‌‍ ‌‍​ ‌‍​‌‌‍ ​‌‍‍​‌‍ ‌ ​ ‌ ‌​​‍‌‌​ ​ ‌​​‌​ ​ ​ ​ ​ ​ ​ ​ ​‍‌‍‌‍‍‌‌‍‌​​ ‌​ ​‍‌‍​‍​ ‌​​ ​‌​ ​‍‌‍​‍‌‍​‌‌‍​‌​‍ ‌​ ‍​​ ​​​ ‍‌​ ​‍​‍ ‌​ ‌​‌‍​‍​ ‍​​ ‌ ​‍ ‌‌‍​‍‌‍‌​‌‍‌‌​ ‌‌​‍ ‌​ ​ ‌‍‌​‌‍​‌​ ‌​​ ‌‌​ ​‍​ ‍​​ ‍‌​ ‍‌​ ​ ​ ​ ​ ‍‌​‍‌‍‌ ‌​‌ ‍‌‌ ​​‌‍‌‌​ ‌‌‍​‌‌ ‌‌‌ ‌​‌‍‍​‌‍ ‌ ​‍​‍‌‍‌ ​​‌‍​‌‌ ‌​‌‍‍​​ ‌‌‍‌​‌‍‌‌‌ ​ ‌‍​ ‌ ​‍‌‍‍‌‌ ​​‌ ‌​‌‍‍‌‌‍ ‌‍ ‍​‍‌‍‌ ​​‌‍‌‌‌ ​‍‌ ​ ‌ ​​‌‍‌‌‌‍​ ‌ ‌​‌‍‍‌‌ ‌‍‌‍‌‌​ ‌‌ ​​‌ ‌‌‌‍​‍‌‍ ​‌‍‍‌‌ ​ ‌‍‍​‌‍‌‌‌‍‌​​‍​‍‌ ‌
Transcript​​​​‌ ‍ ​‍​‍‌‍ ‌ ​‍‌‍‍‌‌‍‌ ‌‍‍‌‌‍ ‍​‍​‍​ ‍‍​‍​‍‌ ​ ‌‍​‌‌‍ ‍‌‍‍‌‌ ‌​‌ ‍‌​‍ ‍‌‍‍‌‌‍ ​‍​‍​‍ ​​‍​‍‌‍‍​‌ ​‍‌‍‌‌‌‍‌‍​‍​‍​ ‍‍​‍​‍‌‍‍​‌ ‌​‌ ‌​‌ ​​​ ‍‍​‍ ​‍ ‌‍ ​‌‍ ‌‍​ ‌‍​‌‌‍ ​‌‍‍​‌‍ ‌ ​ ‌ ‌​​ ‍‍​ ​ ​ ​ ​ ​ ​ ​ ​‍ ‌‍‍‌‌‍ ‍‌ ‌​‌‍‌‌‌‍ ‍‌ ‌​​‍ ‌‍‌‌‌‍‌​‌‍‍‌‌ ‌​​‍ ‌‍ ‌‌‍ ‌‍‌​‌‍‌‌​ ‌‌ ​​‌ ​‍‌‍‌‌‌ ​ ‌‍‌‌‌‍ ‍‌ ‌​‌‍​‌‌ ‌​‌‍‍‌‌‍ ‌‍ ‍​ ‍ ‌‍‍‌‌‍‌​​ ‌‌‍‌‌​ ‌‌‌‍‌‍‌‍‌​‌‍​‍‌‍​‌​ ‌‌​ ‍‌​‍ ‌​ ​‍‌‍​‍​ ​​​ ​​​‍ ‌​ ‌​‌‍‌‍​ ‌‍‌‍‌​​‍ ‌‌‍​‌‌‍​‍‌‍​ ​ ​‍​‍ ‌​ ​‍‌‍‌​​ ​‌‌‍​‌​ ​‍​ ​‌​ ​​​ ‌ ​ ‌‍‌‍‌‍‌‍​‌​ ​‍​ ‍ ‌ ‌​‌ ‍‌‌ ​​‌‍‌‌​ ‌‌‍ ‍‌‍‌‌‌ ‌ ‌ ​ ​ ‍ ‌ ​​‌‍​‌‌ ‌​‌‍‍​​ ‌‌‍‌​‌‍ ‌ ‌ ‌‍ ‍‌‍ ​‌‍ ‌‍​‌‌‍‌​‌ ​ ‌​​‌‌‍ ‍‌‍‌​‌​ ​‌‍‍‌‌‍ ‍‌‍‍ ‌ ​ ​‍‌‌​ ‌‌‌​​‍‌‌ ‌‍‍ ‌‍‌‌‌ ‍‌​‍‌‌​ ​ ‌​‌​​‍‌‌​ ​ ‌​‌​​‍‌‌​ ​‍​ ​‍​ ​‌​ ‌‍​ ‍​‌‍‌‍​ ​ ‌‍​‍​ ​‍​ ‍​‌‍​‍‌‍​‌​ ​ ‌‍‌‌​‍‌‌​ ​‍​ ​‍​‍‌‌​ ‌‌‌​‌​​‍ ‍‌ ‌​‌‍‍‌‌ ‌​‌‍ ​‌‍‌‌​ ‌‍​‍‌‍​‌‌ ​ ‌‍‌‌‌‌‌‌‌ ​‍‌‍ ​​ ‌‌‍‍​‌ ‌​‌ ‌​‌ ​​​‍‌‌​ ​ ‌​​‌​‍‌‌​ ​‍‌​‌‍​‍‌‌​ ​‍‌​‌‍‌‍ ​‌‍ ‌‍​ ‌‍​‌‌‍ ​‌‍‍​‌‍ ‌ ​ ‌ ‌​​‍‌‌​ ​ ‌​​‌​ ​ ​ ​ ​ ​ ​ ​ ​‍‌‍‌‍‍‌‌‍‌​​ ‌‌‍‌‌​ ‌‌‌‍‌‍‌‍‌​‌‍​‍‌‍​‌​ ‌‌​ ‍‌​‍ ‌​ ​‍‌‍​‍​ ​​​ ​​​‍ ‌​ ‌​‌‍‌‍​ ‌‍‌‍‌​​‍ ‌‌‍​‌‌‍​‍‌‍​ ​ ​‍​‍ ‌​ ​‍‌‍‌​​ ​‌‌‍​‌​ ​‍​ ​‌​ ​​​ ‌ ​ ‌‍‌‍‌‍‌‍​‌​ ​‍​‍‌‍‌ ‌​‌ ‍‌‌ ​​‌‍‌‌​ ‌‌‍ ‍‌‍‌‌‌ ‌ ‌ ​ ​‍‌‍‌ ​​‌‍​‌‌ ‌​‌‍‍​​ ‌‌‍‌​‌‍ ‌ ‌ ‌‍ ‍‌‍ ​‌‍ ‌‍​‌‌‍‌​‌ ​ ‌​​‌‌‍ ‍‌‍‌​‌​ ​‌‍‍‌‌‍ ‍‌‍‍ ‌ ​ ​‍‌‌​ ‌‌‌​​‍‌‌ ‌‍‍ ‌‍‌‌‌ ‍‌​‍‌‌​ ​ ‌​‌​​‍‌‌​ ​ ‌​‌​​‍‌‌​ ​‍​ ​‍​ ​‌​ ‌‍​ ‍​‌‍‌‍​ ​ ‌‍​‍​ ​‍​ ‍​‌‍​‍‌‍​‌​ ​ ‌‍‌‌​‍‌‌​ ​‍​ ​‍​‍‌‌​ ‌‌‌​‌​​‍ ‍‌ ‌​‌‍‍‌‌ ‌​‌‍ ​‌‍‌‌​‍‌‍‌ ​​‌‍‌‌‌ ​‍‌ ​ ‌ ​​‌‍‌‌‌‍​ ‌ ‌​‌‍‍‌‌ ‌‍‌‍‌‌​ ‌‌ ​​‌ ‌‌‌‍​‍‌‍ ​‌‍‍‌‌ ​ ‌‍‍​‌‍‌‌‌‍‌​​‍​‍‌ ‌ Share
Related News & Media
Article
Jul 9, 2026
‘Drill baby drill’ is a slogan not a strategy​​​​‌ ‍ ​‍​‍‌‍ ‌ ​‍‌‍‍‌‌‍‌ ‌‍‍‌‌‍ ‍​‍​‍​ ‍‍​‍​‍‌ ​ ‌‍​‌‌‍ ‍‌‍‍‌‌ ‌​‌ ‍‌​‍ ‍‌‍‍‌‌‍ ​‍​‍​‍ ​​‍​‍‌‍‍​‌ ​‍‌‍‌‌‌‍‌‍​‍​‍​ ‍‍​‍​‍‌‍‍​‌ ‌​‌ ‌​‌ ​​​ ‍‍​‍ ​‍ ‌‍ ​‌‍ ‌‍​ ‌‍​‌‌‍ ​‌‍‍​‌‍ ‌ ​ ‌ ‌​​ ‍‍​ ​ ​ ​ ​ ​ ​ ​ ​‍ ‌‍‍‌‌‍ ‍‌ ‌​‌‍‌‌‌‍ ‍‌ ‌​​‍ ‌‍‌‌‌‍‌​‌‍‍‌‌ ‌​​‍ ‌‍ ‌‌‍ ‌‍‌​‌‍‌‌​ ‌‌ ​​‌ ​‍‌‍‌‌‌ ​ ‌‍‌‌‌‍ ‍‌ ‌​‌‍​‌‌ ‌​‌‍‍‌‌‍ ‌‍ ‍​ ‍ ‌‍‍‌‌‍‌​​ ‌‌‍​‍‌‍‌‌‌‍‌​‌‍​‍‌‍​‌​ ‌​‌‍​ ​ ​‌​‍ ‌​ ​​​ ​‍​ ‌​‌‍​‌​‍ ‌​ ‌​​ ‌‌​ ‍​​ ‌ ​‍ ‌​ ‍‌​ ​‍​ ​​‌‍‌​​‍ ‌​ ​‌​ ​‌​ ‍‌​ ‌ ​ ‌‌‌‍​ ‌‍​‌​ ​ ​ ‌​​ ‌​​ ​​​ ‌‍​ ‍ ‌ ‌​‌ ‍‌‌ ​​‌‍‌‌​ ‌‌‍ ‍‌‍‌‌‌ ‌ ‌ ​ ​ ‍ ‌ ​​‌‍​‌‌ ‌​‌‍‍​​ ‌‌ ‌​‌‍‍‌‌ ‌​‌‍ ​‌‍‌‌​ ‌‍​‍‌‍​‌‌ ​ ‌‍‌‌‌‌‌‌‌ ​‍‌‍ ​​ ‌‌‍‍​‌ ‌​‌ ‌​‌ ​​​‍‌‌​ ​ ‌​​‌​‍‌‌​ ​‍‌​‌‍​‍‌‌​ ​‍‌​‌‍‌‍ ​‌‍ ‌‍​ ‌‍​‌‌‍ ​‌‍‍​‌‍ ‌ ​ ‌ ‌​​‍‌‌​ ​ ‌​​‌​ ​ ​ ​ ​ ​ ​ ​ ​‍‌‍‌‍‍‌‌‍‌​​ ‌‌‍​‍‌‍‌‌‌‍‌​‌‍​‍‌‍​‌​ ‌​‌‍​ ​ ​‌​‍ ‌​ ​​​ ​‍​ ‌​‌‍​‌​‍ ‌​ ‌​​ ‌‌​ ‍​​ ‌ ​‍ ‌​ ‍‌​ ​‍​ ​​‌‍‌​​‍ ‌​ ​‌​ ​‌​ ‍‌​ ‌ ​ ‌‌‌‍​ ‌‍​‌​ ​ ​ ‌​​ ‌​​ ​​​ ‌‍​‍‌‍‌ ‌​‌ ‍‌‌ ​​‌‍‌‌​ ‌‌‍ ‍‌‍‌‌‌ ‌ ‌ ​ ​‍‌‍‌ ​​‌‍​‌‌ ‌​‌‍‍​​ ‌‌ ‌​‌‍‍‌‌ ‌​‌‍ ​‌‍‌‌​‍‌‍‌ ​​‌‍‌‌‌ ​‍‌ ​ ‌ ​​‌‍‌‌‌‍​ ‌ ‌​‌‍‍‌‌ ‌‍‌‍‌‌​ ‌‌ ​​‌ ‌‌‌‍​‍‌‍ ​‌‍‍‌‌ ​ ‌‍‍​‌‍‌‌‌‍‌​​‍​‍‌ ‌
Baethan Mullen​​​​‌ ‍ ​‍​‍‌‍ ‌ ​‍‌‍‍‌‌‍‌ ‌‍‍‌‌‍ ‍​‍​‍​ ‍‍​‍​‍‌ ​ ‌‍​‌‌‍ ‍‌‍‍‌‌ ‌​‌ ‍‌​‍ ‍‌‍‍‌‌‍ ​‍​‍​‍ ​​‍​‍‌‍‍​‌ ​‍‌‍‌‌‌‍‌‍​‍​‍​ ‍‍​‍​‍‌‍‍​‌ ‌​‌ ‌​‌ ​​​ ‍‍​‍ ​‍ ‌‍ ​‌‍ ‌‍​ ‌‍​‌‌‍ ​‌‍‍​‌‍ ‌ ​ ‌ ‌​​ ‍‍​ ​ ​ ​ ​ ​ ​ ​ ​‍ ‌‍‍‌‌‍ ‍‌ ‌​‌‍‌‌‌‍ ‍‌ ‌​​‍ ‌‍‌‌‌‍‌​‌‍‍‌‌ ‌​​‍ ‌‍ ‌‌‍ ‌‍‌​‌‍‌‌​ ‌‌ ​​‌ ​‍‌‍‌‌‌ ​ ‌‍‌‌‌‍ ‍‌ ‌​‌‍​‌‌ ‌​‌‍‍‌‌‍ ‌‍ ‍​ ‍ ‌‍‍‌‌‍‌​​ ‌​ ​‍‌‍​‍​ ‌​​ ​‌​ ​‍‌‍​‍‌‍​‌‌‍​‌​‍ ‌​ ‍​​ ​​​ ‍‌​ ​‍​‍ ‌​ ‌​‌‍​‍​ ‍​​ ‌ ​‍ ‌‌‍​‍‌‍‌​‌‍‌‌​ ‌‌​‍ ‌​ ​ ‌‍‌​‌‍​‌​ ‌​​ ‌‌​ ​‍​ ‍​​ ‍‌​ ‍‌​ ​ ​ ​ ​ ‍‌​ ‍ ‌ ‌​‌ ‍‌‌ ​​‌‍‌‌​ ‌‌‍​‌‌ ‌‌‌ ‌​‌‍‍​‌‍ ‌ ​‍​ ‍ ‌ ​​‌‍​‌‌ ‌​‌‍‍​​ ‌‌‍ ‍‌‍​‌‌‍ ‌‌‍‌‌​ ‌‍​‍‌‍​‌‌ ​ ‌‍‌‌‌‌‌‌‌ ​‍‌‍ ​​ ‌‌‍‍​‌ ‌​‌ ‌​‌ ​​​‍‌‌​ ​ ‌​​‌​‍‌‌​ ​‍‌​‌‍​‍‌‌​ ​‍‌​‌‍‌‍ ​‌‍ ‌‍​ ‌‍​‌‌‍ ​‌‍‍​‌‍ ‌ ​ ‌ ‌​​‍‌‌​ ​ ‌​​‌​ ​ ​ ​ ​ ​ ​ ​ ​‍‌‍‌‍‍‌‌‍‌​​ ‌​ ​‍‌‍​‍​ ‌​​ ​‌​ ​‍‌‍​‍‌‍​‌‌‍​‌​‍ ‌​ ‍​​ ​​​ ‍‌​ ​‍​‍ ‌​ ‌​‌‍​‍​ ‍​​ ‌ ​‍ ‌‌‍​‍‌‍‌​‌‍‌‌​ ‌‌​‍ ‌​ ​ ‌‍‌​‌‍​‌​ ‌​​ ‌‌​ ​‍​ ‍​​ ‍‌​ ‍‌​ ​ ​ ​ ​ ‍‌​‍‌‍‌ ‌​‌ ‍‌‌ ​​‌‍‌‌​ ‌‌‍​‌‌ ‌‌‌ ‌​‌‍‍​‌‍ ‌ ​‍​‍‌‍‌ ​​‌‍​‌‌ ‌​‌‍‍​​ ‌‌‍ ‍‌‍​‌‌‍ ‌‌‍‌‌​‍‌‍‌ ​​‌‍‌‌‌ ​‍‌ ​ ‌ ​​‌‍‌‌‌‍​ ‌ ‌​‌‍‍‌‌ ‌‍‌‍‌‌​ ‌‌ ​​‌ ‌‌‌‍​‍‌‍ ​‌‍‍‌‌ ​ ‌‍‍​‌‍‌‌‌‍‌​​‍​‍‌ ‌
&
Lauren Burns​​​​‌ ‍ ​‍​‍‌‍ ‌ ​‍‌‍‍‌‌‍‌ ‌‍‍‌‌‍ ‍​‍​‍​ ‍‍​‍​‍‌ ​ ‌‍​‌‌‍ ‍‌‍‍‌‌ ‌​‌ ‍‌​‍ ‍‌‍‍‌‌‍ ​‍​‍​‍ ​​‍​‍‌‍‍​‌ ​‍‌‍‌‌‌‍‌‍​‍​‍​ ‍‍​‍​‍‌‍‍​‌ ‌​‌ ‌​‌ ​​​ ‍‍​‍ ​‍ ‌‍ ​‌‍ ‌‍​ ‌‍​‌‌‍ ​‌‍‍​‌‍ ‌ ​ ‌ ‌​​ ‍‍​ ​ ​ ​ ​ ​ ​ ​ ​‍ ‌‍‍‌‌‍ ‍‌ ‌​‌‍‌‌‌‍ ‍‌ ‌​​‍ ‌‍‌‌‌‍‌​‌‍‍‌‌ ‌​​‍ ‌‍ ‌‌‍ ‌‍‌​‌‍‌‌​ ‌‌ ​​‌ ​‍‌‍‌‌‌ ​ ‌‍‌‌‌‍ ‍‌ ‌​‌‍​‌‌ ‌​‌‍‍‌‌‍ ‌‍ ‍​ ‍ ‌‍‍‌‌‍‌​​ ‌​ ​‌​ ‌ ‌‍‌‍​ ‍​‌‍‌‍​ ​‌​ ​​‌‍​ ​‍ ‌‌‍​‌​ ​​​ ‌‌​ ​ ​‍ ‌​ ‌​​ ‌‌​ ‌‌​ ​‍​‍ ‌​ ‍​‌‍​‌‌‍‌​‌‍‌‌​‍ ‌‌‍‌‌‌‍‌​‌‍​‍​ ‌‌‌‍​ ​ ​ ​ ‍​​ ‌‍​ ‌​​ ‌ ‌‍​‍‌‍​ ​ ‍ ‌ ‌​‌ ‍‌‌ ​​‌‍‌‌​ ‌‌‍​‌‌ ‌‌‌ ‌​‌‍‍​‌‍ ‌ ​‍​ ‍ ‌ ​​‌‍​‌‌ ‌​‌‍‍​​ ‌‌‍ ‍‌‍​‌‌‍ ‌‌‍‌‌​ ‌‍​‍‌‍​‌‌ ​ ‌‍‌‌‌‌‌‌‌ ​‍‌‍ ​​ ‌‌‍‍​‌ ‌​‌ ‌​‌ ​​​‍‌‌​ ​ ‌​​‌​‍‌‌​ ​‍‌​‌‍​‍‌‌​ ​‍‌​‌‍‌‍ ​‌‍ ‌‍​ ‌‍​‌‌‍ ​‌‍‍​‌‍ ‌ ​ ‌ ‌​​‍‌‌​ ​ ‌​​‌​ ​ ​ ​ ​ ​ ​ ​ ​‍‌‍‌‍‍‌‌‍‌​​ ‌​ ​‌​ ‌ ‌‍‌‍​ ‍​‌‍‌‍​ ​‌​ ​​‌‍​ ​‍ ‌‌‍​‌​ ​​​ ‌‌​ ​ ​‍ ‌​ ‌​​ ‌‌​ ‌‌​ ​‍​‍ ‌​ ‍​‌‍​‌‌‍‌​‌‍‌‌​‍ ‌‌‍‌‌‌‍‌​‌‍​‍​ ‌‌‌‍​ ​ ​ ​ ‍​​ ‌‍​ ‌​​ ‌ ‌‍​‍‌‍​ ​‍‌‍‌ ‌​‌ ‍‌‌ ​​‌‍‌‌​ ‌‌‍​‌‌ ‌‌‌ ‌​‌‍‍​‌‍ ‌ ​‍​‍‌‍‌ ​​‌‍​‌‌ ‌​‌‍‍​​ ‌‌‍ ‍‌‍​‌‌‍ ‌‌‍‌‌​‍‌‍‌ ​​‌‍‌‌‌ ​‍‌ ​ ‌ ​​‌‍‌‌‌‍​ ‌ ‌​‌‍‍‌‌ ‌‍‌‍‌‌​ ‌‌ ​​‌ ‌‌‌‍​‍‌‍ ​‌‍‍‌‌ ​ ‌‍‍​‌‍‌‌‌‍‌​​‍​‍‌ ‌